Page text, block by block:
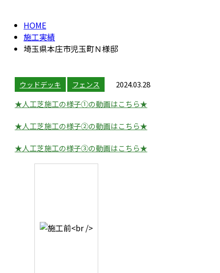
HOME
施工実績
埼玉県本庄市児玉町Ｎ様邸
ウッドデッキ フェンス
2024.03.28
★人工芝施工の様子①の動画はこちら★
★人工芝施工の様子②の動画はこちら★
★人工芝施工の様子③の動画はこちら★